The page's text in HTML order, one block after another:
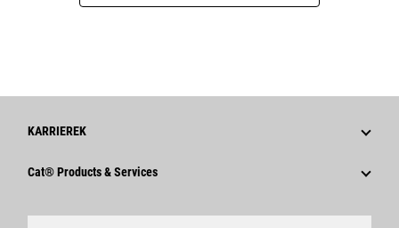
KARRIEREK
Miért Érdemes A Caterpillart Választani?
Cat® Products & Services